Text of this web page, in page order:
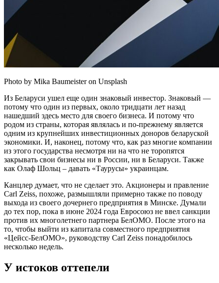
Photo by Mika Baumeister on Unsplash
Из Беларуси ушел еще один знаковый инвестор. Знаковый —
потому что один из первых, около тридцати лет назад
нашедший здесь место для своего бизнеса. И потому что
родом из страны, которая являлась и по-прежнему является
одним из крупнейших инвестиционных доноров беларуской
экономики. И, наконец, потому что, как раз многие компании
из этого государства несмотря ни на что не торопятся
закрывать свои бизнесы ни в России, ни в Беларуси. Также
как Олаф Шольц – давать «Таурусы» украинцам.
Канцлер думает, что не сделает это. Акционеры и правление
Сarl Zeiss, похоже, размышляли примерно также по поводу
выхода из своего дочернего предприятия в Минске. Думали
до тех пор, пока в июне 2024 года Евросоюз не ввел санкции
против их многолетнего партнера БелОМО. После этого на
то, чтобы выйти из капитала совместного предприятия
«Цейсс-БелОМО», руководству Сarl Zeiss понадобилось
несколько недель.
У истоков оттепели